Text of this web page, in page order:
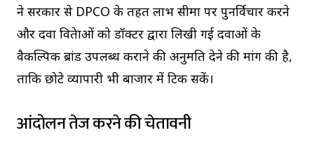
ने सरकार से DPCO के तहत लाभ सीमा पर पुनर्विचार करने
और दवा विक्रेताओं को डॉक्टर द्वारा लिखी गई दवाओं के
वैकल्पिक ब्रांड उपलब्ध कराने की अनुमति देने की मांग की है,
ताकि छोटे व्यापारी भी बाजार में टिक सकें।
आंदोलन तेज करने की चेतावनी